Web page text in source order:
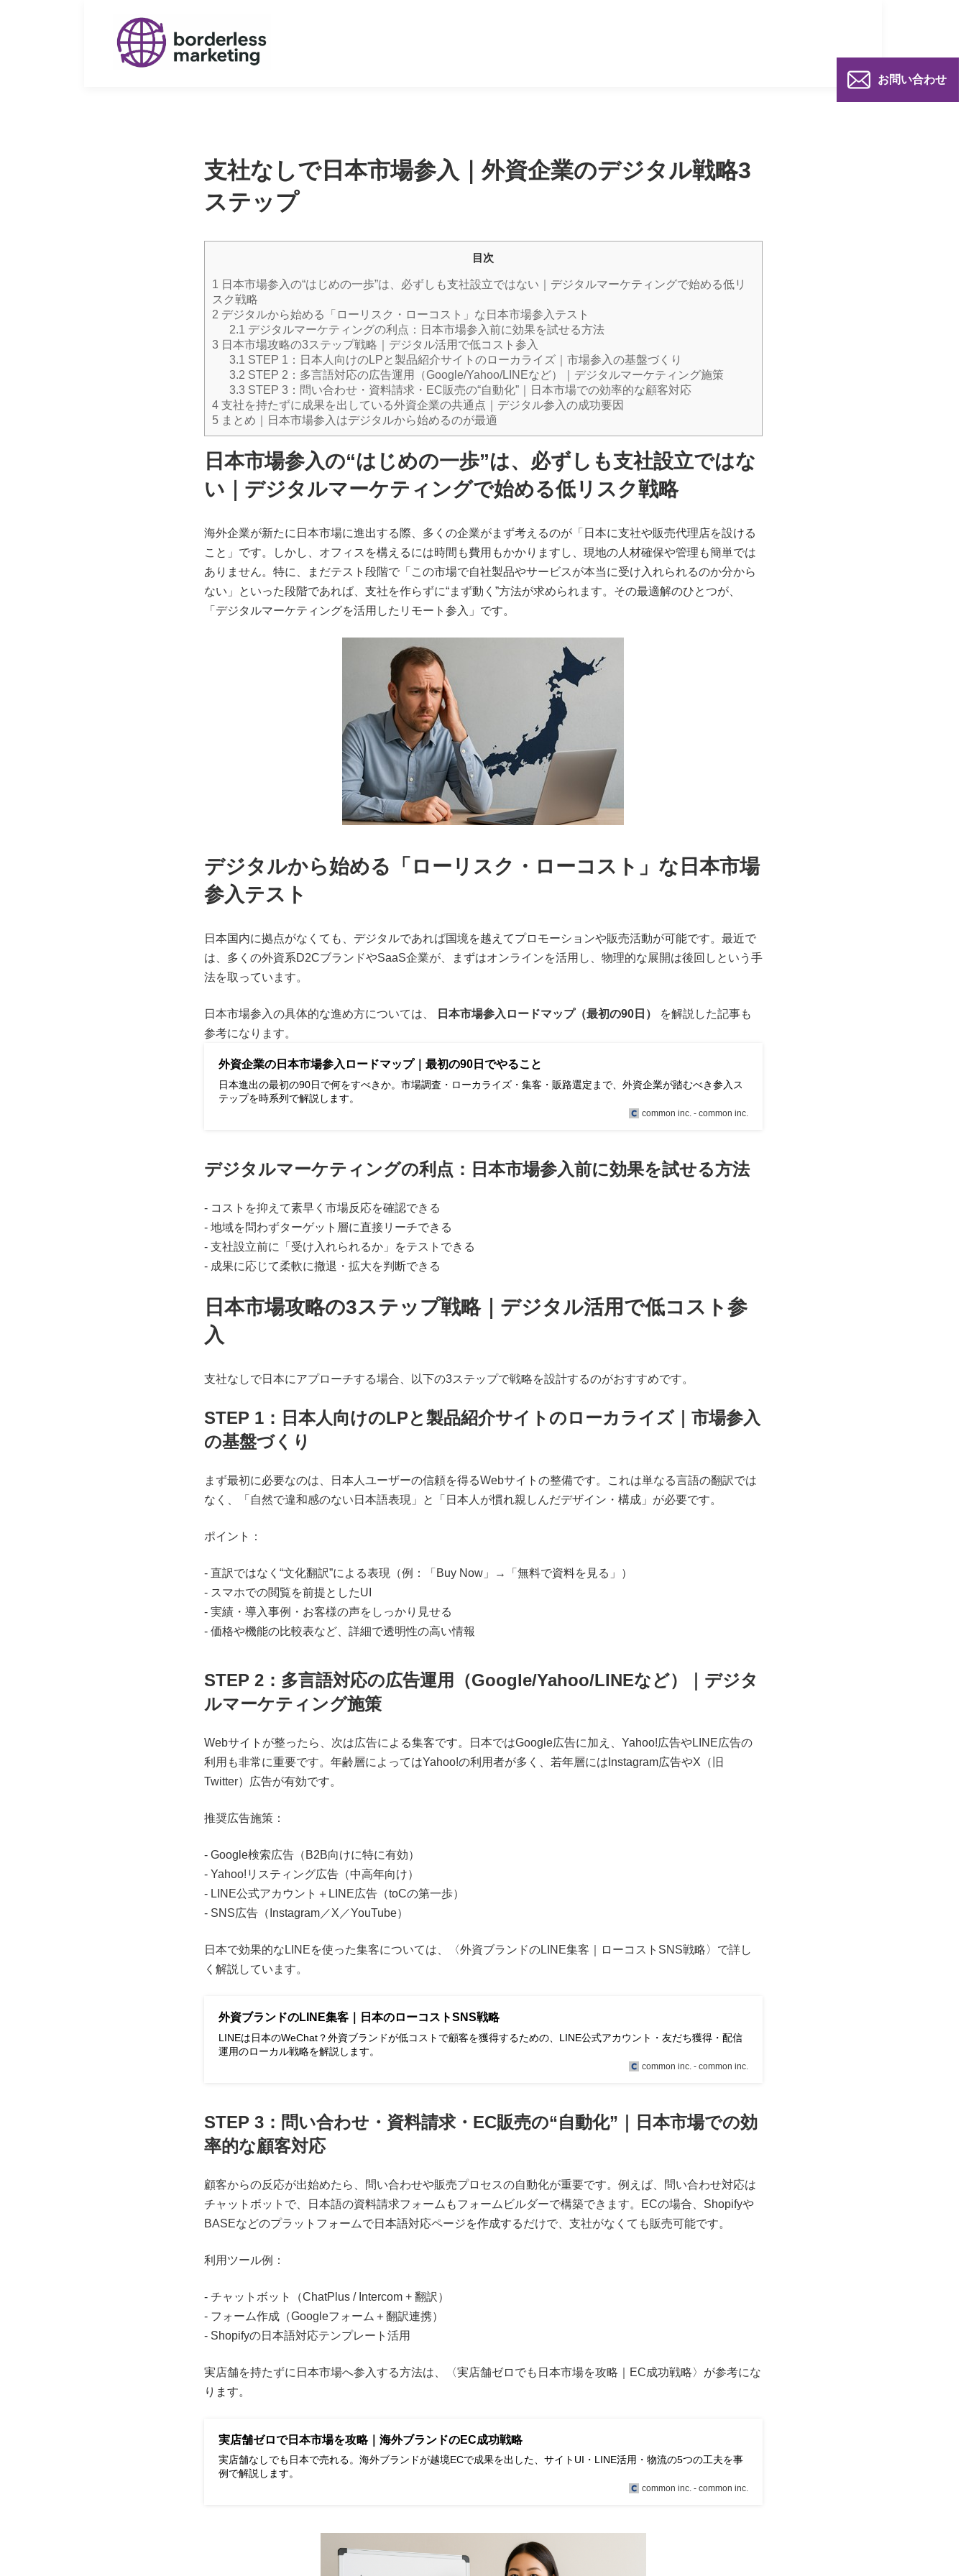
支社なしで日本市場参入｜外資企業のデジタル戦略3
ステップ
目次
1 日本市場参入の“はじめの一歩”は、必ずしも支社設立ではない｜デジタルマーケティングで始める低リ
スク戦略
2 デジタルから始める「ローリスク・ローコスト」な日本市場参入テスト
2.1 デジタルマーケティングの利点：日本市場参入前に効果を試せる方法
3 日本市場攻略の3ステップ戦略｜デジタル活用で低コスト参入
3.1 STEP 1：日本人向けのLPと製品紹介サイトのローカライズ｜市場参入の基盤づくり
3.2 STEP 2：多言語対応の広告運用（Google/Yahoo/LINEなど）｜デジタルマーケティング施策
3.3 STEP 3：問い合わせ・資料請求・EC販売の“自動化”｜日本市場での効率的な顧客対応
4支社を持たずに成果を出している外資企業の共通点｜デジタル参入の成功要因
5まとめ｜日本市場参入はデジタルから始めるのが最適
日本市場参入の“はじめの一歩”は、必ずしも支社設立ではな
い｜デジタルマーケティングで始める低リスク戦略
海外企業が新たに日本市場に進出する際、多くの企業がまず考えるのが「日本に支社や販売代理店を設ける
こと」です。しかし、オフィスを構えるには時間も費用もかかりますし、現地の人材確保や管理も簡単では
ありません。特に、まだテスト段階で「この市場で自社製品やサービスが本当に受け入れられるのか分から
ない」といった段階であれば、支社を作らずに“まず動く”方法が求められます。その最適解のひとつが、
「デジタルマーケティングを活用したリモート参入」です。
デジタルから始める「ローリスク・ローコスト」な日本市場
参入テスト
日本国内に拠点がなくても、デジタルであれば国境を越えてプロモーションや販売活動が可能です。最近で
は、多くの外資系D2CブランドやSaaS企業が、まずはオンラインを活用し、物理的な展開は後回しという手
法を取っています。
日本市場参入の具体的な進め方については、 日本市場参入ロードマップ（最初の90日）
を解説した記事も
参考になります。
外資企業の日本市場参入ロードマップ｜最初の90日でやること
日本進出の最初の90日で何をすべきか。市場調査・ローカライズ・集客・販路選定まで、外資企業が踏むべき参入ス
テップを時系列で解説します。
common inc. - common inc.
デジタルマーケティングの利点：日本市場参入前に効果を試せる方法
- コストを抑えて素早く市場反応を確認できる
- 地域を問わずターゲット層に直接リーチできる
- 支社設立前に「受け入れられるか」をテストできる
- 成果に応じて柔軟に撤退・拡大を判断できる
日本市場攻略の3ステップ戦略｜デジタル活用で低コスト参
入
支社なしで日本にアプローチする場合、以下の3ステップで戦略を設計するのがおすすめです。
STEP 1：日本人向けのLPと製品紹介サイトのローカライズ｜市場参入
の基盤づくり
まず最初に必要なのは、日本人ユーザーの信頼を得るWebサイトの整備です。これは単なる言語の翻訳では
なく、「自然で違和感のない日本語表現」と「日本人が慣れ親しんだデザイン・構成」が必要です。
ポイント：
- 直訳ではなく“文化翻訳”による表現（例：「Buy Now」→「無料で資料を見る」）
- スマホでの閲覧を前提としたUI
- 実績・導入事例・お客様の声をしっかり見せる
- 価格や機能の比較表など、詳細で透明性の高い情報
STEP 2：多言語対応の広告運用（Google/Yahoo/LINEなど）｜デジタ
ルマーケティング施策
Webサイトが整ったら、次は広告による集客です。日本ではGoogle広告に加え、Yahoo!広告やLINE広告の
利用も非常に重要です。年齢層によってはYahoo!の利用者が多く、若年層にはInstagram広告やX（旧
Twitter）広告が有効です。
推奨広告施策：
- Google検索広告（B2B向けに特に有効）
- Yahoo!リスティング広告（中高年向け）
- LINE公式アカウント＋LINE広告（toCの第一歩）
- SNS広告（Instagram／X／YouTube）
日本で効果的なLINEを使った集客については、〈外資ブランドのLINE集客｜ローコストSNS戦略〉で詳し
く解説しています。
外資ブランドのLINE集客｜日本のローコストSNS戦略
LINEは日本のWeChat？外資ブランドが低コストで顧客を獲得するための、LINE公式アカウント・友だち獲得・配信
運用のローカル戦略を解説します。
common inc. - common inc.
STEP 3：問い合わせ・資料請求・EC販売の“自動化”｜日本市場での効
率的な顧客対応
顧客からの反応が出始めたら、問い合わせや販売プロセスの自動化が重要です。例えば、問い合わせ対応は
チャットボットで、日本語の資料請求フォームもフォームビルダーで構築できます。ECの場合、Shopifyや
BASEなどのプラットフォームで日本語対応ページを作成するだけで、支社がなくても販売可能です。
利用ツール例：
- チャットボット（ChatPlus / Intercom + 翻訳）
- フォーム作成（Googleフォーム＋翻訳連携）
- Shopifyの日本語対応テンプレート活用
実店舗を持たずに日本市場へ参入する方法は、〈実店舗ゼロでも日本市場を攻略｜EC成功戦略〉が参考にな
ります。
実店舗ゼロで日本市場を攻略｜海外ブランドのEC成功戦略
実店舗なしでも日本で売れる。海外ブランドが越境ECで成果を出した、サイトUI・LINE活用・物流の5つの工夫を事
例で解説します。
common inc. - common inc.
お問い合わせ